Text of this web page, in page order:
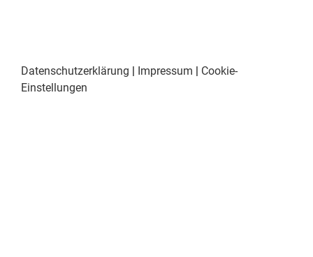
Datenschutzerklärung Impressum
Cookie-
Einstellungen